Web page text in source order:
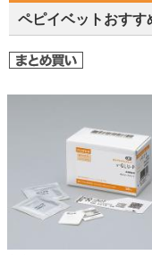
ペピイベットおすす